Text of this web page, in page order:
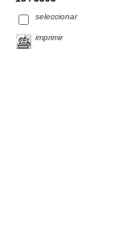
seleccionar
imprimir